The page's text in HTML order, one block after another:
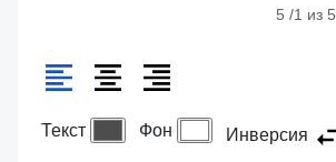
5 /1 из 5
Текст Фон Инверсия